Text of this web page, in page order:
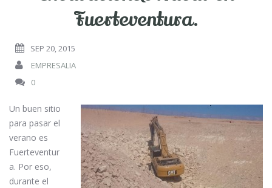
Fuerteventura.
SEP 20, 2015
EMPRESALIA
0
Un buen sitio
para pasar el
verano es
Fuerteventur
a. Por eso,
durante el